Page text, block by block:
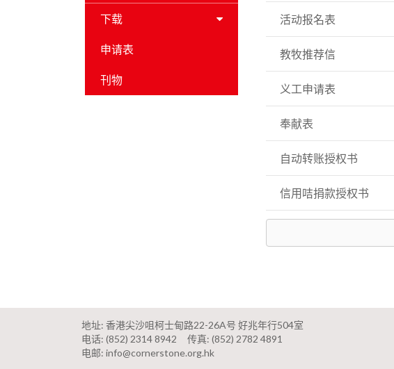
下载
申请表
刊物
活动报名表
教牧推荐信
义工申请表
奉献表
自动转账授权书
信用咭捐款授权书
地址: 香港尖沙咀柯士甸路22-26A号 好兆年行504室
电话: (852) 2314 8942 传真: (852) 2782 4891
电邮: info@cornerstone.org.hk